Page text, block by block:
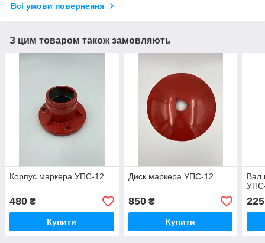
Всі умови повернення
З цим товаром також замовляють
Корпус маркера УПС-12
480 ₴
Купити
Диск маркера УПС-12
850₴
Купити
Вал
225